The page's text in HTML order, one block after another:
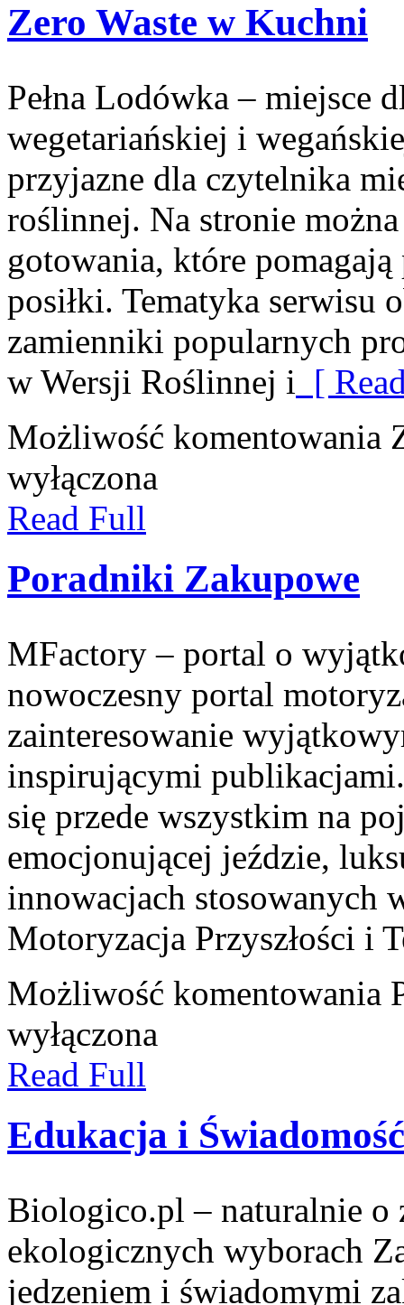
Zero Waste w Kuchni
Pełna Lodówka – miejsce
wegetariańskiej i
przyjazne dla czytelnika
roślinnej. Na stronie
gotowania, które
posiłki. Tematyka serwisu
zamienniki popularnych
w Wersji Roślinnej i [
Możliwość komentowania
wyłączona
Read Full
Poradniki Zakupowe
MFactory – portal o
nowoczesny portal
zainteresowanie
inspirującymi
się przede wszystkim na
emocjonującej jeździe,
innowacjach stosowanych
Motoryzacja Przyszłości i
Możliwość komentowania
wyłączona
Read Full
Edukacja i
Biologico.pl – naturalnie o
ekologicznych wyborach
jedzeniem i świadomymi